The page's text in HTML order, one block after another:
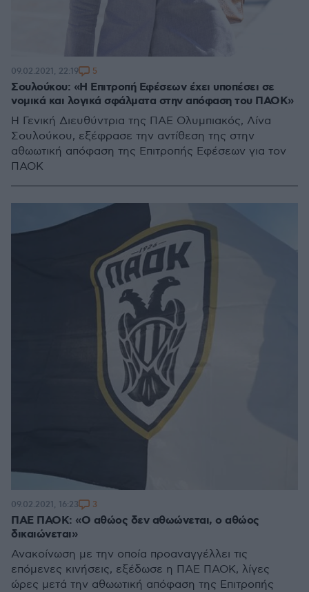
Σουλούκου: «Η Επιτροπή Εφέσεων έχει υποπέσει σε
νομικά και λογικά σφάλματα στην απόφαση του ΠΑΟΚ»
Η Γενική Διευθύντρια της ΠΑΕ Ολυμπιακός, Λίνα
Σουλούκου, εξέφρασε την αντίθεση της στην
αθωωτική απόφαση της Επιτροπής Εφέσεων για τον
ΠΑΟΚ
09.02.2021, 22:19 5
ΠΑΕ ΠΑΟΚ: «Ο αθώος δεν αθωώνεται, ο αθώος
δικαιώνεται»
Ανακοίνωση με την οποία προαναγγέλλει τις
επόμενες κινήσεις, εξέδωσε η ΠΑΕ ΠΑΟΚ, λίγες
ώρες μετά την αθωωτική απόφαση της Επιτροπής
09.02.2021, 16:23 3